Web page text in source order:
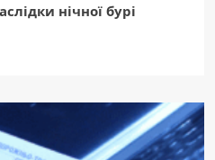
нічної бурі